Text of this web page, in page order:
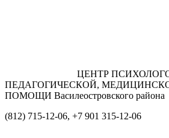
ЦЕНТР
ПЕДАГОГИЧЕСКОЙ,
ПОМОЩИ Василеостровского района
(812) 715-12-06, +7 901 315-12-06